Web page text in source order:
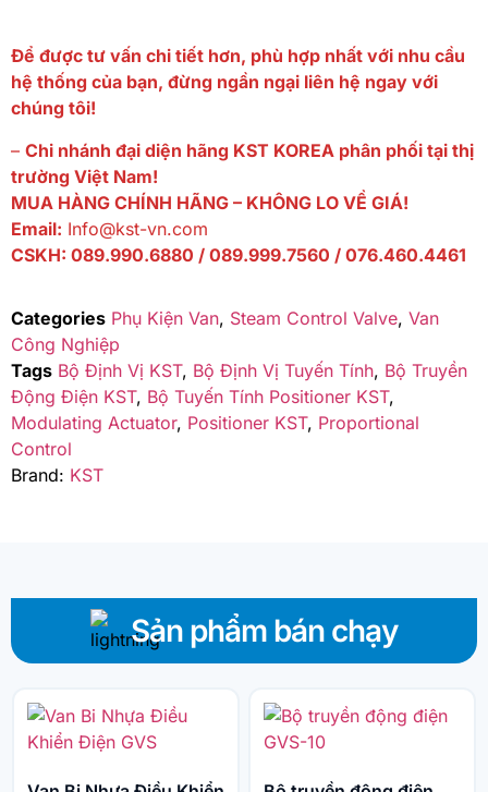
Để được tư vấn chi tiết hơn, phù hợp nhất với nhu cầu
hệ thống của bạn, đừng ngần ngại liên hệ ngay với
chúng tôi!
– Chi nhánh đại diện hãng KST KOREA phân phối tại thị
trường Việt Nam!
MUA HÀNG CHÍNH HÃNG – KHÔNG LO VỀ GIÁ!
Email: Info@kst-vn.com
CSKH: 089.990.6880 / 089.999.7560 / 076.460.4461
Categories Phụ Kiện Van, Steam Control Valve, Van
Công Nghiệp
Tags Bộ Định Vị KST, Bộ Định Vị Tuyến Tính, Bộ Truyền
Động Điện KST, Bộ Tuyến Tính Positioner KST,
Modulating Actuator, Positioner KST, Proportional
Control
Brand: KST
Sản phẩm bán chạy